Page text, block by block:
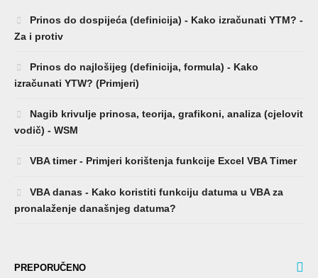
Prinos do dospijeća (definicija) - Kako izračunati YTM? -
Za i protiv
Prinos do najlošijeg (definicija, formula) - Kako
izračunati YTW? (Primjeri)
Nagib krivulje prinosa, teorija, grafikoni, analiza (cjelovit
vodič) - WSM
VBA timer - Primjeri korištenja funkcije Excel VBA Timer
VBA danas - Kako koristiti funkciju datuma u VBA za
pronalaženje današnjeg datuma?
PREPORUČENO